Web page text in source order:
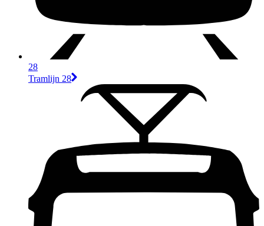
28
Tramlijn 28